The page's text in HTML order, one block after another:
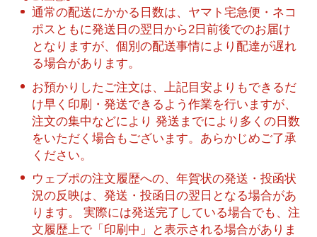
通常の配送にかかる日数は、ヤマト宅急便・ネコ
ポスともに発送日の翌日から2日前後でのお届け
となりますが、個別の配送事情により配達が遅れ
る場合があります。
お預かりしたご注文は、上記目安よりもできるだ
け早く印刷・発送できるよう作業を行いますが、
注文の集中などにより 発送までにより多くの日数
をいただく場合もございます。あらかじめご了承
ください。
ウェブポの注文履歴への、年賀状の発送・投函状
況の反映は、発送・投函日の翌日となる場合があ
ります。 実際には発送完了している場合でも、注
文履歴上で「印刷中」と表示される場合がありま